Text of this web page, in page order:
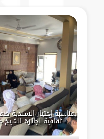
بمناسبة اختيار السندية
ثقافية لجائزة